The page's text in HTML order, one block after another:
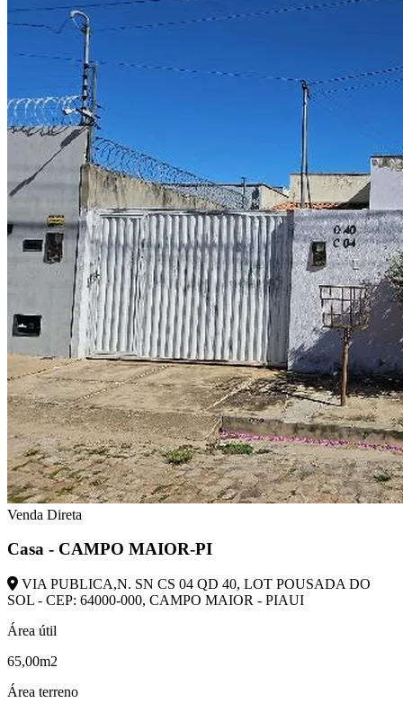
Venda Direta
Casa - CAMPO MAIOR-PI
VIA PUBLICA,N. SN CS 04 QD 40, LOT POUSADA DO
SOL - CEP: 64000-000, CAMPO MAIOR - PIAUI
Área útil
65,00m2
Área terreno